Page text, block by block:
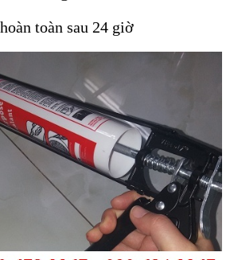
toàn sau 24 giờ